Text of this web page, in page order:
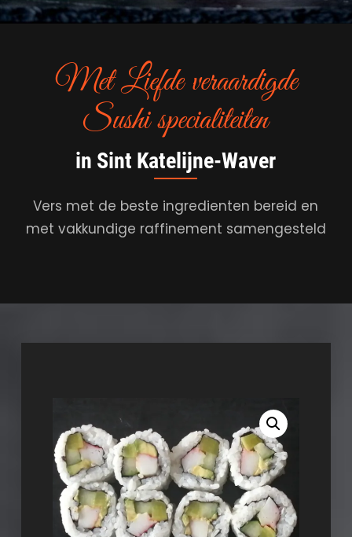
Met Liefde veraardigde
Sushi specialiteiten
in Sint Katelijne-Waver
Vers met de beste ingredienten bereid en
met vakkundige raffinement samengesteld